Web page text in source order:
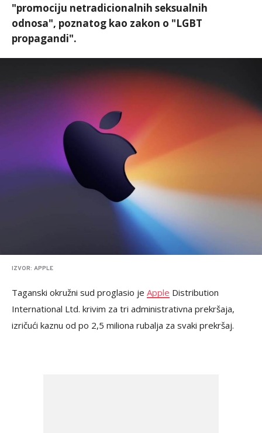
"promociju netradicionalnih seksualnih
odnosa", poznatog kao zakon o "LGBT
propagandi".
IZVOR: APPLE
Taganski okružni sud proglasio je Apple Distribution
International Ltd. krivim za tri administrativna prekršaja,
izričući kaznu od po 2,5 miliona rubalja za svaki prekršaj.